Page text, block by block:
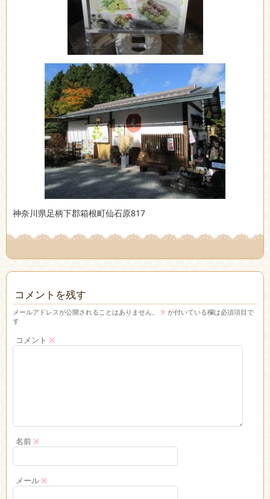
神奈川県足柄下郡箱根町仙石原817
コメントを残す
メールアドレスが公開されることはありません。 ※ が付いている欄は必須項目で
す
コメント ※
名前※
メール※